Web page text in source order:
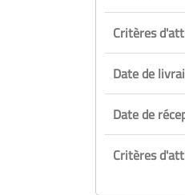
Critères
Date de
Date de
Critères